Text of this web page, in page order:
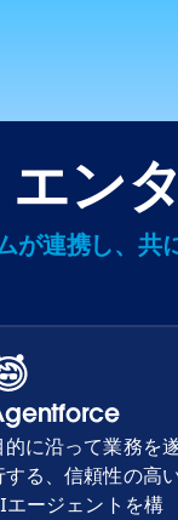
ン
連携し、共
的に沿って業務を
する、信頼性の高
エージェントを構